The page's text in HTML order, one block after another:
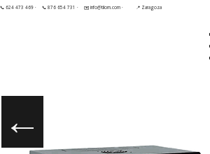
📞 624 473 469 · 📞 876 654 731 · ✉️ info@tilorn.com · 📍 Zaragoza
←